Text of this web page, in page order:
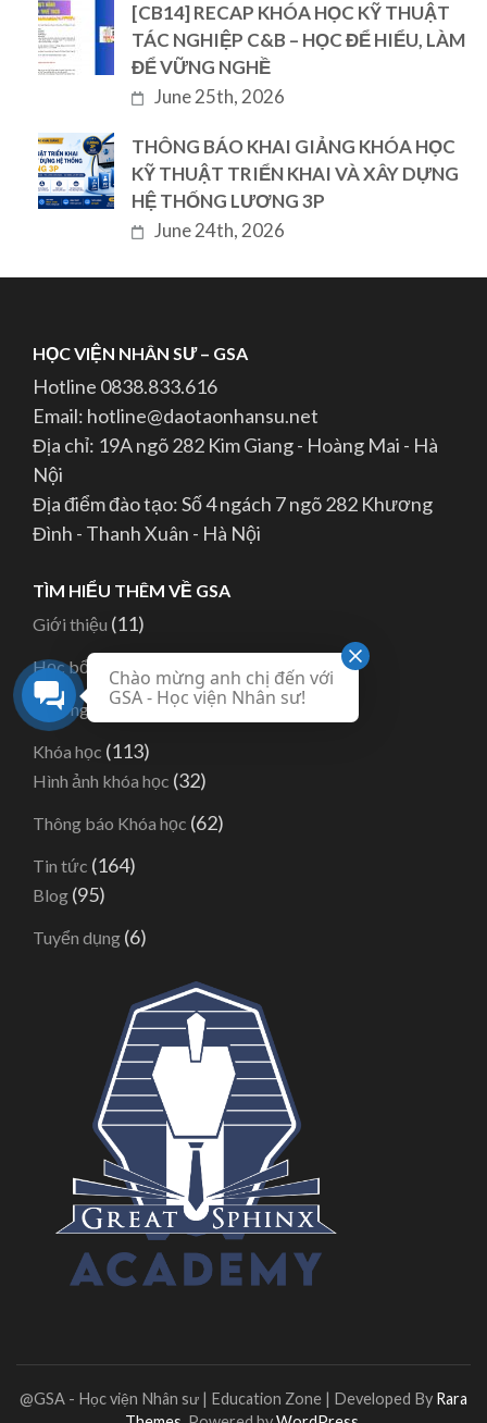
[CB14] RECAP KHÓA HỌC KỸ THUẬT
TÁC NGHIỆP C&B – HỌC ĐỂ HIỂU, LÀM
ĐỂ VỮNG NGHỀ
June 25th, 2026
THÔNG BÁO KHAI GIẢNG KHÓA HỌC
KỸ THUẬT TRIỂN KHAI VÀ XÂY DỰNG
HỆ THỐNG LƯƠNG 3P
June 24th, 2026
HỌC VIỆN NHÂN SƯ – GSA
Hotline 0838.833.616
Email: hotline@daotaonhansu.net
Địa chỉ: 19A ngõ 282 Kim Giang - Hoàng Mai - Hà
Nội
Địa điểm đào tạo: Số 4 ngách 7 ngõ 282 Khương
Đình - Thanh Xuân - Hà Nội
TÌM HIỂU THÊM VỀ GSA
Giới thiệu (11)
Học bổng (82)
Hướng dẫn(1)
Khóa học (113)
Hình ảnh khóa học (32)
Thông báo Khóa học (62)
Tin tức (164)
Blog (95)
Tuyển dụng (6)
@GSA - Học viện Nhân sư | Education Zone | Developed By Rara
Chào mừng anh chị đến với
GSA - Học viện Nhân sư!